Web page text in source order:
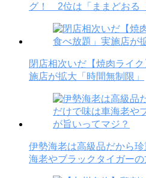
グ！ 2位は「ままどおる
閉店相次いだ【焼肉ライ
施店が拡大「時間無制限」
伊勢海老は高級品だから
海老やブラックタイガー